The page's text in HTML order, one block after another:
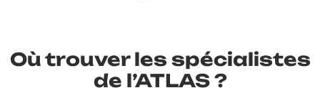
Où trouver les spécialistes
de l’ATLAS ?